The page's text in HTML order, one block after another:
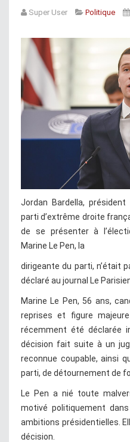
Super User Politique
Jordan Bardella,
parti d’extrême droite
de se présenter à
Marine Le Pen, la
dirigeante du parti, n’était
déclaré au journal Le
Marine Le Pen, 56 ans,
reprises et figure
récemment été déclarée
décision fait suite à un
reconnue coupable, ainsi
parti, de détournement de
Le Pen a nié toute
motivé politiquement
ambitions présidentielles.
décision.